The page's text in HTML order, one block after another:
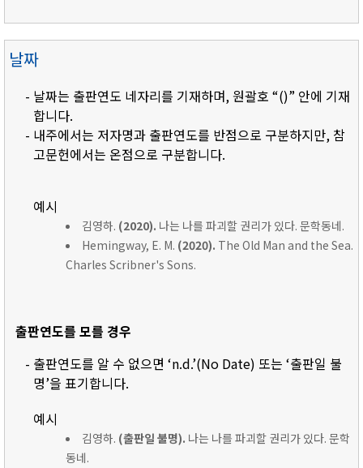
날짜
- 날짜는 출판연도 네자리를 기재하며, 원괄호 “()” 안에 기재
합니다.
- 내주에서는 저자명과 출판연도를 반점으로 구분하지만, 참
고문헌에서는 온점으로 구분합니다.
예시
김영하. (2020). 나는 나를 파괴할 권리가 있다. 문학동네.
Hemingway, E. M. (2020). The Old Man and the Sea.
Charles Scribner's Sons.
출판연도를 모를 경우
- 출판연도를 알 수 없으면 ‘n.d.’(No Date) 또는 ‘출판일 불
명’을 표기합니다.
예시
김영하. (출판일 불명). 나는 나를 파괴할 권리가 있다. 문학
동네.